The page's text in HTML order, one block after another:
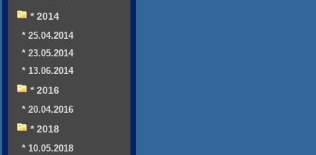
* 2014
* 25.04.2014
* 23.05.2014
* 13.06.2014
* 2016
* 20.04.2016
* 2018
* 10.05.2018